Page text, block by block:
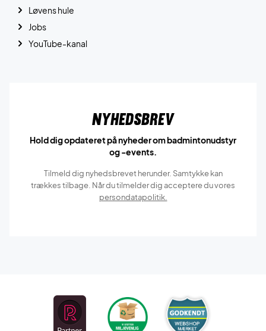
Løvens hule
Jobs
YouTube-kanal
Nyhedsbrev
Hold dig opdateret på nyheder om badmintonudstyr
og -events.
Tilmeld dig nyhedsbrevet herunder. Samtykke kan
trækkes tilbage. Når du tilmelder dig acceptere du vores
persondatapolitik.